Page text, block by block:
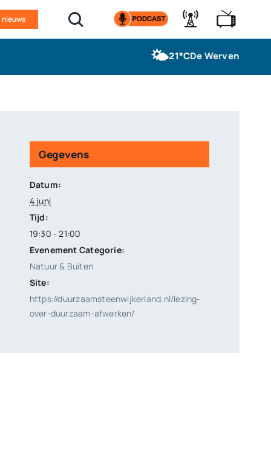
🌤️21°CDe Werven
Gegevens
Datum:
4 juni
Tijd:
19:30 - 21:00
Evenement Categorie:
Natuur & Buiten
Site:
https://duurzaamsteenwijkerland.nl/lezing-
over-duurzaam-afwerken/